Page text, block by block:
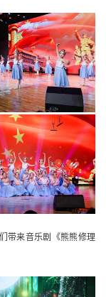
带来音乐剧《熊熊修理